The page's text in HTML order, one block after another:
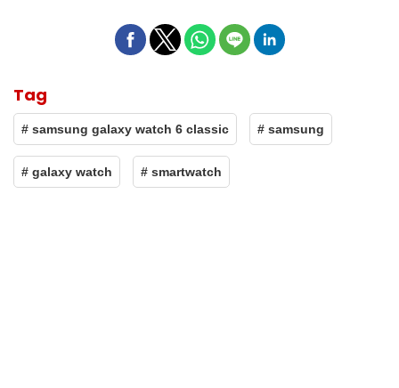
Tag
# samsung galaxy watch 6 classic # samsung
# galaxy watch # smartwatch